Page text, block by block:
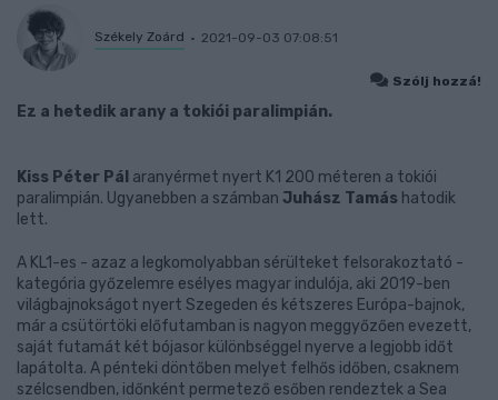
Székely Zoárd 2021-09-03 07:08:51
Szólj hozzá!
Ez a hetedik arany a tokiói paralimpián.
Kiss Péter Pál aranyérmet nyert K1 200 méteren a tokiói
paralimpián. Ugyanebben a számban Juhász Tamás hatodik
lett.
A KL1-es - azaz a legkomolyabban sérülteket felsorakoztató -
kategória győzelemre esélyes magyar indulója, aki 2019-ben
világbajnokságot nyert Szegeden és kétszeres Európa-bajnok,
már a csütörtöki előfutamban is nagyon meggyőzően evezett,
saját futamát két bójasor különbséggel nyerve a legjobb időt
lapátolta. A pénteki döntőben melyet felhős időben, csaknem
szélcsendben, időnként permetező esőben rendeztek a Sea